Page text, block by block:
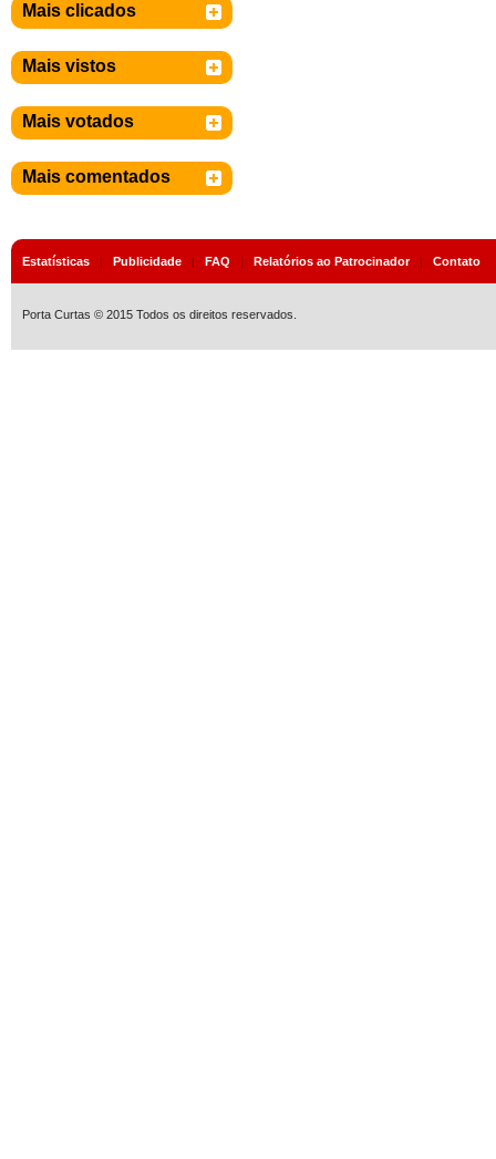
Mais clicados
Mais vistos
Mais votados
Mais comentados
Estatísticas | Publicidade | FAQ | Relatórios ao Patrocinador| Contato
Porta Curtas © 2015 Todos os direitos reservados.